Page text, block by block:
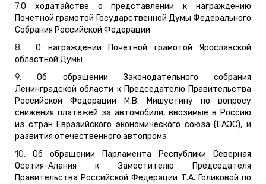
7.О ходатайстве о представлении к награждению
Почетной грамотой Государственной Думы Федерального
Собрания Российской Федерации
8. О награждении Почетной грамотой Ярославской
областной Думы
9.Об обращении Законодательного собрания
Ленинградской области к Председателю Правительства
Российской Федерации М.В. Мишустину по вопросу
снижения платежей за автомобили, ввозимые в Россию
из стран Евразийского экономического союза (ЕАЭС), и
развития отечественного автопрома
10. Об обращении Парламента Республики Северная
Осетия-Алания к Заместителю Председателя
Правительства Российской Федерации Т.А. Голиковой по